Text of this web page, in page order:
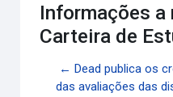
Informações
Carteira de
← Dead publica os
das avaliações das